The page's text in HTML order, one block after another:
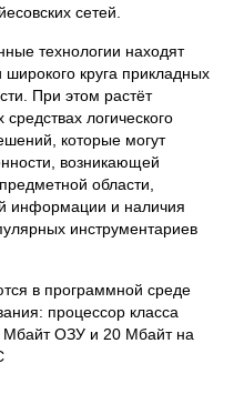
сетей.
технологии находят
круга прикладных
При этом растёт
логического
которые могут
возникающей
области,
информации и наличия
инструментариев
в программной среде
процессор класса
ОЗУ и 20 Мбайт на